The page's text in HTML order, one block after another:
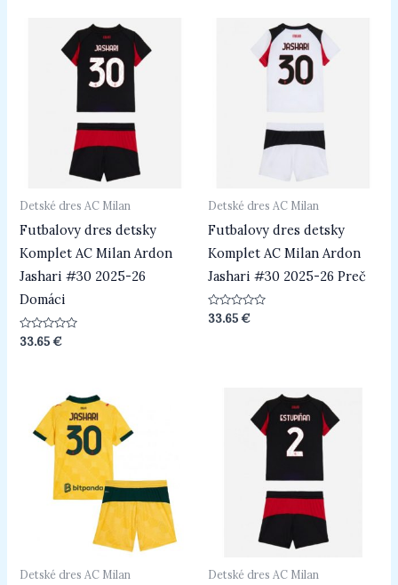
Detské dres AC Milan
Futbalovy dres detsky
Komplet AC Milan Ardon
Jashari #30 2025-26
Domáci
Hodnotenie
0
33.65€
Detské dres AC Milan
Futbalovy dres detsky
Komplet AC Milan Ardon
Jashari #30 2025-26 Preč
Hodnotenie
0
33.65€
Detské dres AC Milan Detské dres AC Milan